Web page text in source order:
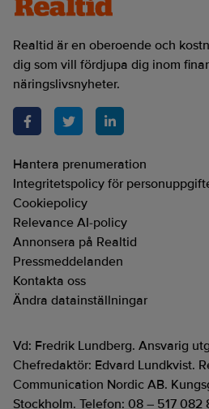
Realtid är en oberoende och
dig som vill fördjupa dig inom
näringslivsnyheter.
Hantera prenumeration
Integritetspolicy för
Cookiepolicy
Relevance AI-policy
Annonsera på Realtid
Pressmeddelanden
Kontakta oss
Ändra datainställningar
Vd: Fredrik Lundberg. Ansvarig
Chefredaktör: Edvard Lundkvist.
Communication Nordic AB.
Stockholm. Telefon: 08 – 517 082